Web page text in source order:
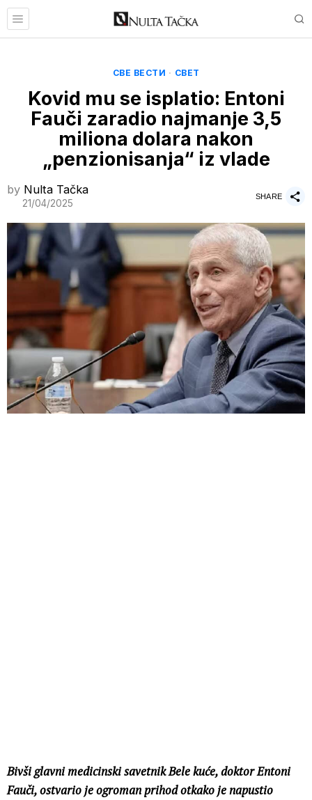
СВЕ ВЕСТИ · СВЕТ
Kovid mu se isplatio: Entoni
Fauči zaradio najmanje 3,5
miliona dolara nakon
„penzionisanja“ iz vlade
by Nulta Tačka
21/04/2025
SHARE
Bivši glavni medicinski savetnik Bele kuće, doktor Entoni
Fauči, ostvario je ogroman prihod otkako je napustio